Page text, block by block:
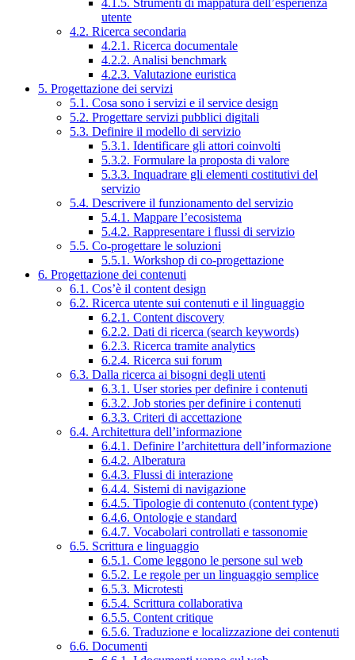
4.1.5. Strumenti di mappatura dell’esperienza
utente
4.2. Ricerca secondaria
4.2.1. Ricerca documentale
4.2.2. Analisi benchmark
4.2.3. Valutazione euristica
5. Progettazione dei servizi
5.1. Cosa sono i servizi e il service design
5.2. Progettare servizi pubblici digitali
5.3. Definire il modello di servizio
5.3.1. Identificare gli attori coinvolti
5.3.2. Formulare la proposta di valore
5.3.3. Inquadrare gli elementi costitutivi del
servizio
5.4. Descrivere il funzionamento del servizio
5.4.1. Mappare l’ecosistema
5.4.2. Rappresentare i flussi di servizio
5.5. Co-progettare le soluzioni
5.5.1. Workshop di co-progettazione
6. Progettazione dei contenuti
6.1. Cos’è il content design
6.2. Ricerca utente sui contenuti e il linguaggio
6.2.1. Content discovery
6.2.2. Dati di ricerca (search keywords)
6.2.3. Ricerca tramite analytics
6.2.4. Ricerca sui forum
6.3. Dalla ricerca ai bisogni degli utenti
6.3.1. User stories per definire i contenuti
6.3.2. Job stories per definire i contenuti
6.3.3. Criteri di accettazione
6.4. Architettura dell’informazione
6.4.1. Definire l’architettura dell’informazione
6.4.2. Alberatura
6.4.3. Flussi di interazione
6.4.4. Sistemi di navigazione
6.4.5. Tipologie di contenuto (content type)
6.4.6. Ontologie e standard
6.4.7. Vocabolari controllati e tassonomie
6.5. Scrittura e linguaggio
6.5.1. Come leggono le persone sul web
6.5.2. Le regole per un linguaggio semplice
6.5.3. Microtesti
6.5.4. Scrittura collaborativa
6.5.5. Content critique
6.5.6. Traduzione e localizzazione dei contenuti
6.6. Documenti